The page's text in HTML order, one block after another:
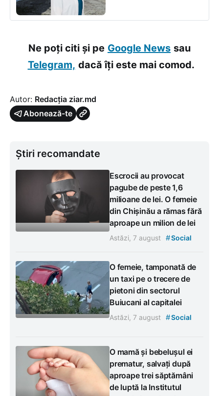
Ne poți citi și pe Google News sau
Telegram, dacă îți este mai comod.
Autor: Redacția ziar.md
Abonează-te
Știri recomandate
Escrocii au provocat
pagube de peste 1,6
milioane de lei. O femeie
din Chișinău a rămas fără
aproape un milion de lei
Astăzi, 7 august #Social
O femeie, tamponată de
un taxi pe o trecere de
pietoni din sectorul
Buiucani al capitalei
Astăzi, 7 august #Social
O mamă și bebelușul ei
prematur, salvați după
aproape trei săptămâni
de luptă la Institutul